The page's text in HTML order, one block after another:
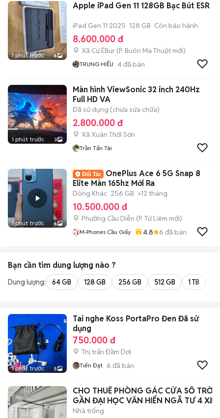
1 phút trước 6
Apple iPad Gen 11 128GB Bạc Bút ESR
iPad Gen 11 2025 128 GB Còn bảo hành
8.600.000 đ
Xã Cư ÊBur (P. Buôn Ma Thuột mới)
TRUNG HIẾU 4đã bán
1 phút trước 3
Màn hình ViewSonic 32 inch 240Hz
Full HD VA
Đã sử dụng (chưa sửa chữa)
2.800.000 đ
Xã Xuân Thới Sơn
Trần Tấn Tài
1 phút trước 6
OnePlus Ace 6 5G Snap 8
Elite Màn 165hz Mới Ra
Dòng Khác 256 GB >12 tháng
10.500.000 đ
Phường Cầu Diễn (P. Từ Liêm mới)
M-Phones Cầu Giấy 4.8 6 đã bán
Bạn cần tìm dung lượng nào ?
Dung lượng: 64 GB 128 GB 256 GB 512 GB 1 TB
1 phút trước 5
Tai nghe Koss PortaPro Đen Đã sử
dụng
750.000 đ
Thị trấn Đầm Dơi
Tiến Đạt 6 đã bán
CHO THUÊ PHÒNG GÁC CỬA SỔ TRỜI
GẦN ĐẠI HỌC VĂN HIẾN NGÃ TƯ 4 Xã
Nhà trống